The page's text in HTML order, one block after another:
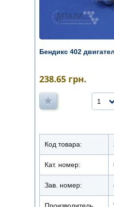
Бендикс 402
238.65 грн.
1
Код товара:
Кат. номер:
Зав. номер: